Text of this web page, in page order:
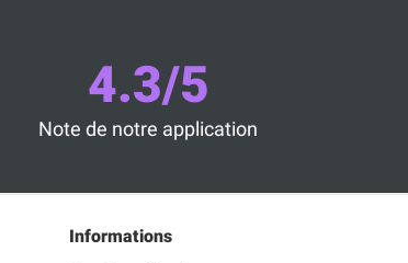
4.3/5
Note de notre application
Informations